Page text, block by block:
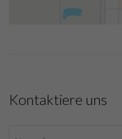
Kontaktiere uns